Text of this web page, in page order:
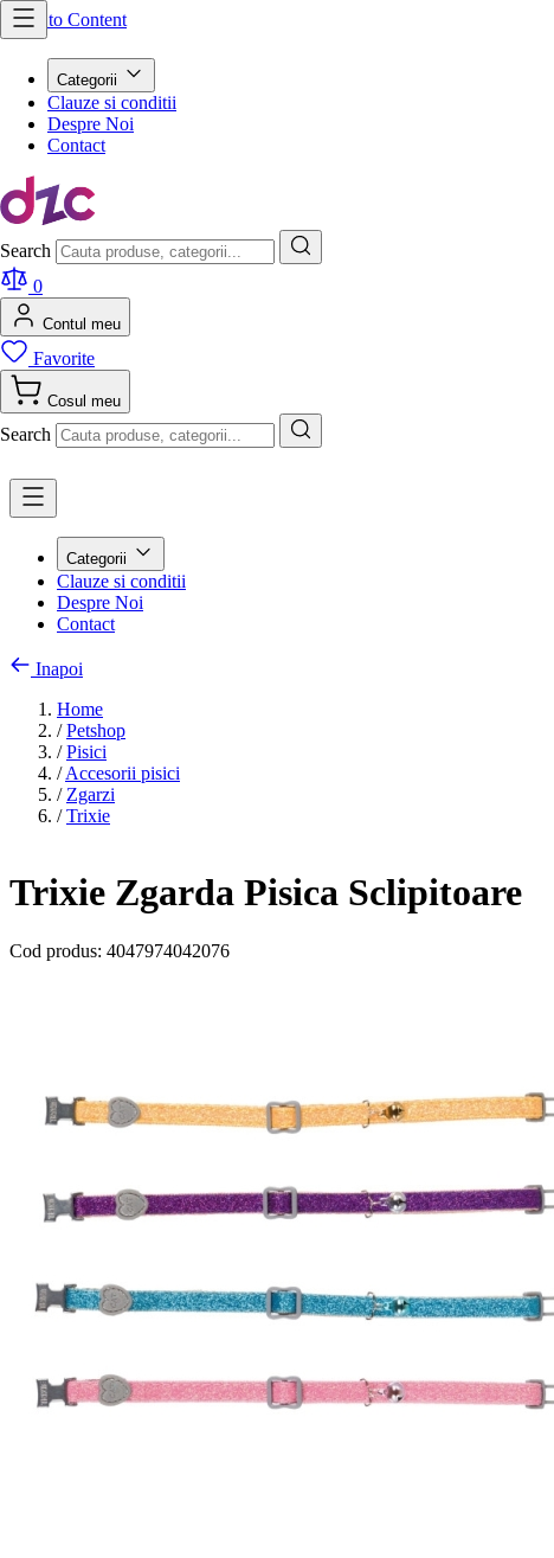
Skip to Content
Categorii
Clauze si conditii
Despre Noi
Contact
Search
0
Contul meu
Favorite
Cosul meu
Search
Categorii
Clauze si conditii
Despre Noi
Contact
Inapoi
Home
/ Petshop
/ Pisici
/ Accesorii pisici
/ Zgarzi
/ Trixie
Trixie Zgarda Pisica Sclipitoare
Cod produs: 4047974042076